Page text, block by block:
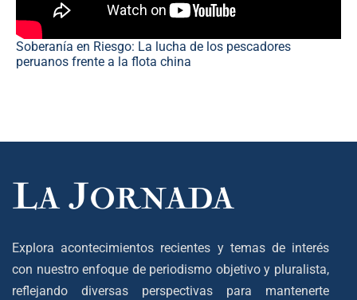
Soberanía en Riesgo: La lucha de los pescadores
peruanos frente a la flota china
Explora acontecimientos recientes y temas de interés
con nuestro enfoque de periodismo objetivo y pluralista,
reflejando diversas perspectivas para mantenerte